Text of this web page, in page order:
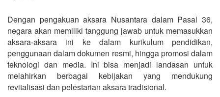
Dengan pengakuan aksara Nusantara dalam Pasal 36,
negara akan memiliki tanggung jawab untuk memasukkan
aksara-aksara ini ke dalam kurikulum pendidikan,
penggunaan dalam dokumen resmi, hingga promosi dalam
teknologi dan media. Ini bisa menjadi landasan untuk
melahirkan berbagai kebijakan yang mendukung
revitalisasi dan pelestarian aksara tradisional.